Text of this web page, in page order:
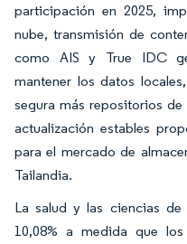
participación en 2025,
nube, transmisión de
como AIS y True IDC
mantener los datos
segura más repositorios
actualización estables
para el mercado de
Tailandia.
La salud y las ciencias
10,08% a medida que